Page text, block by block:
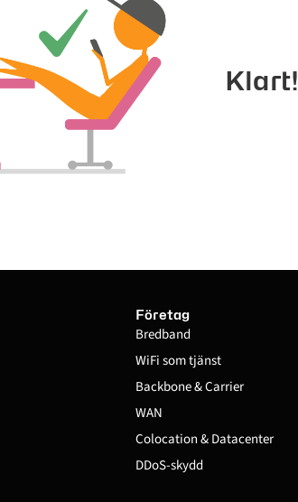
Klart!
Företag
Bredband
WiFi som tjänst
Backbone & Carrier
WAN
Colocation & Datacenter
DDoS-skydd